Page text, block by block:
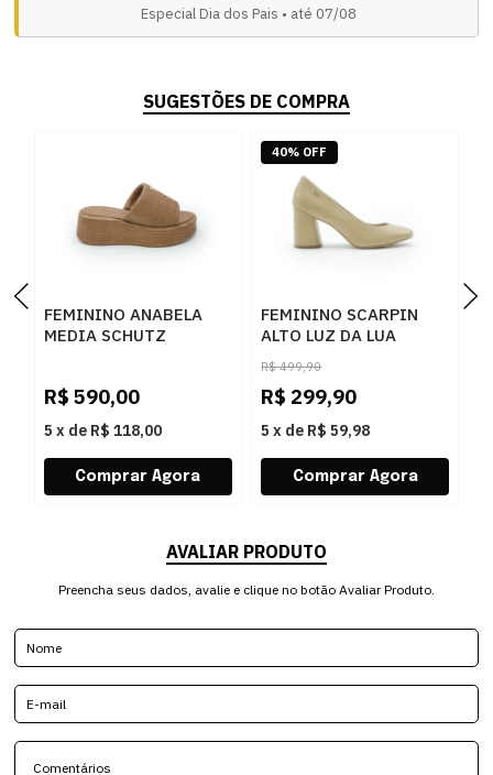
Especial Dia dos Pais • até 07/08
SUGESTÕES DE COMPRA
FEMININO ANABELA
MEDIA SCHUTZ
R$ 590,00
5 x de R$ 118,00
FEMININO SCARPIN
ALTO LUZ DA LUA
80860001 ATACAMA
BUTTER
R$ 499,90
R$ 299,90
5 x de R$ 59,98
40% OFF
AVALIAR PRODUTO
Preencha seus dados, avalie e clique no botão Avaliar Produto.